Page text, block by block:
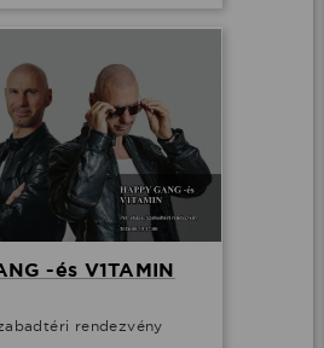
-és V1TAMIN
rendezvény